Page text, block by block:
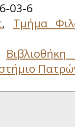
03-6
, Τμήμα